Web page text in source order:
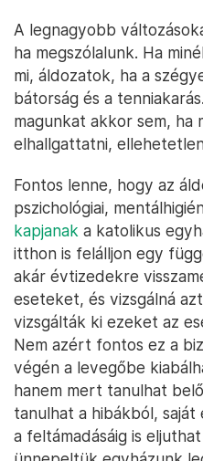
A legnagyobb
ha megszólalunk. Ha
mi, áldozatok, ha a
bátorság és a
magunkat akkor sem, ha
elhallgattatni,
Fontos lenne, hogy az
pszichológiai,
kapjanak a katolikus
itthon is felálljon egy
akár évtizedekre
eseteket, és vizsgálná
vizsgálták ki ezeket az
Nem azért fontos ez a
végén a levegőbe
hanem mert tanulhat
tanulhat a hibákból,
a feltámadásáig is